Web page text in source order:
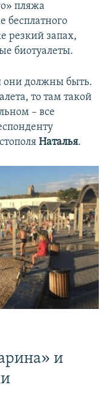
пляжа
бесплатного
резкий запах,
биотуалеты.
они должны быть.
то там такой
– все
Наталья.
и